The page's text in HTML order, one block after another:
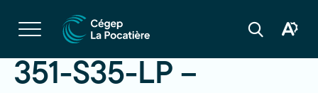
Ouvrir
la
navigation
site
Ouvrir
Ouvrir
351-S35-LP –